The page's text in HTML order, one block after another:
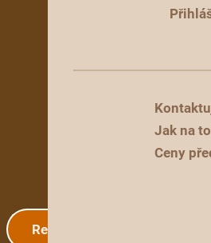
Registrace
Jak na
Ceny